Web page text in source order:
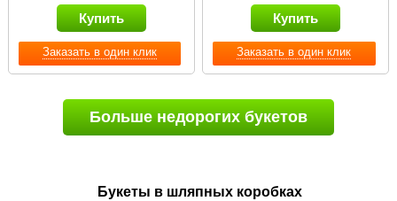
Заказать в один клик
Купить
Заказать в один клик
Купить
Больше недорогих букетов
Букеты в шляпных коробках